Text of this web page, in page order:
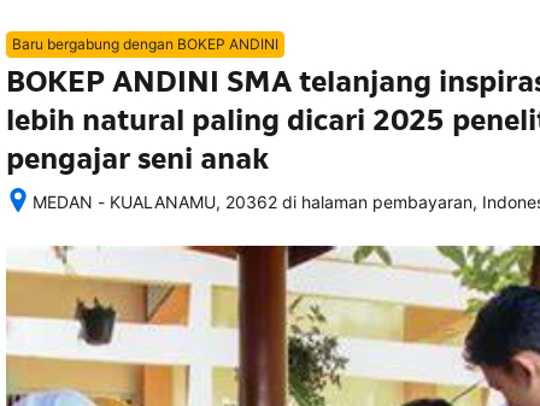
Baru bergabung dengan BOKEP ANDINI
BOKEP ANDINI SMA telanjang
lebih natural paling dicari 2025
pengajar seni anak
MEDAN - KUALANAMU, 20362 di halaman pembayaran,
memesan,
semua
rincian
akomodasi
termasuk
nomor
telepon